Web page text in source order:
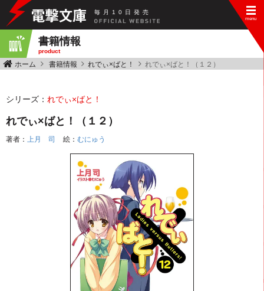
毎 月 10 日 発 売
書籍情報
product
ホーム 書籍情報 れでぃ×ばと！ れでぃ×ばと！（１２）
シリーズ： れでぃ×ばと！
れでぃ×ばと！（１２）
著者： 上月 司 絵： むにゅう